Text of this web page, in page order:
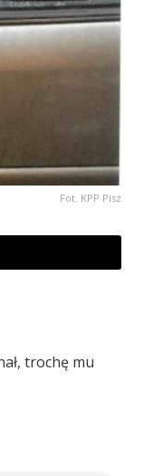
Fot. KPP Pisz
trochę mu